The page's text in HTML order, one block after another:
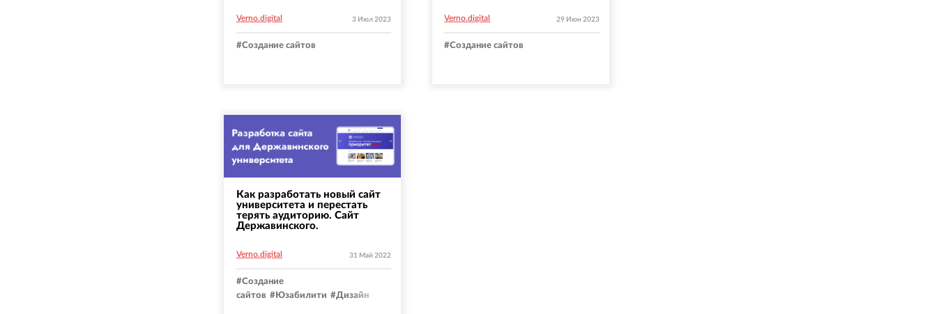
Verno.digital 3 Июл 2023
#Создание сайтов
Verno.digital 29 Июн 2023
#Создание сайтов
Как разработать новый сайт
университета и перестать
терять аудиторию. Сайт
Державинского.
Verno.digital 31 Май 2022
#Создание
сайтов #Юзабилити #Дизайн